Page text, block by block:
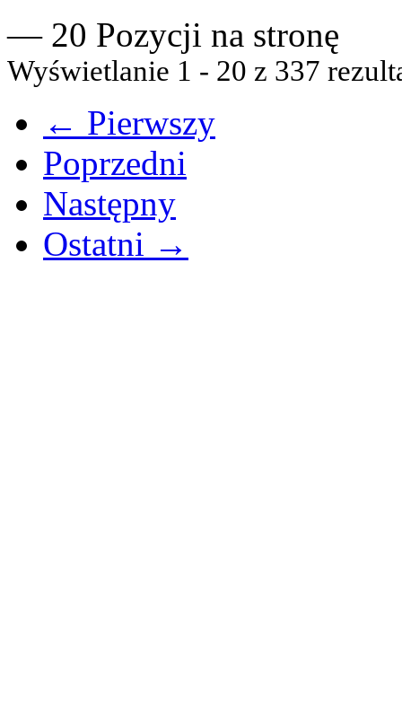
— 20 Pozycji na stronę
Wyświetlanie 1 - 20 z 337
← Pierwszy
Poprzedni
Następny
Ostatni →